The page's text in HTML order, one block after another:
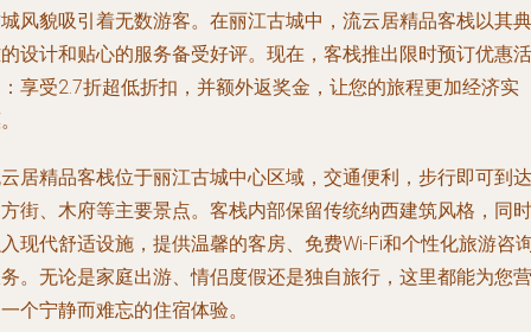
风貌吸引着无数游客。在丽江古城中，流云居精品客栈以其典
设计和贴心的服务备受好评。现在，客栈推出限时预订优惠活
享受2.7折超低折扣，并额外返奖金，让您的旅程更加经济实
居精品客栈位于丽江古城中心区域，交通便利，步行即可到达
街、木府等主要景点。客栈内部保留传统纳西建筑风格，同时
现代舒适设施，提供温馨的客房、免费Wi-Fi和个性化旅游咨
。无论是家庭出游、情侣度假还是独自旅行，这里都能为您营
个宁静而难忘的住宿体验。